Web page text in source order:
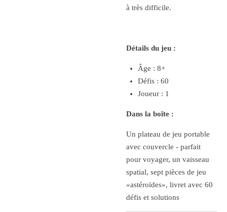
à très difficile.
Détails du jeu :
Âge : 8+
Défis : 60
Joueur : 1
Dans la boîte :
Un plateau de jeu portable
avec couvercle - parfait
pour voyager, un vaisseau
spatial, sept pièces de jeu
«astéroïdes», livret avec 60
défis et solutions